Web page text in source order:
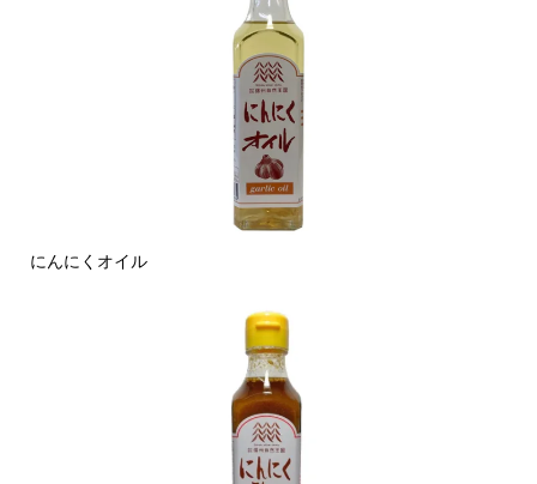
にんにくオイル